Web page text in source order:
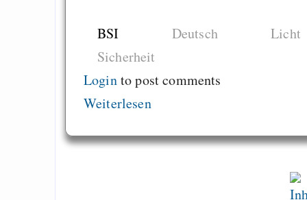
BSI Deutsch
Licht
Sicherheit
Loginto post comments
Weiterlesen
Nebelfest -
Curb impacts